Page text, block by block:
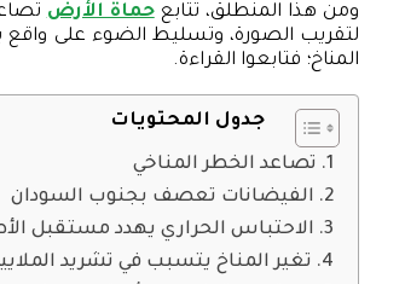
ومن هذا المنطلق، تتابعحماة الأرض
لتقريب الصورة، وتسليط الضوء على واقع
المناخ؛ فتابعوا القراءة.
جدول المحتويات
تصاعد الخطر المناخي
الفيضانات تعصف بجنوب السودان
الاحتباس الحراري يهدد مستقبل
تغير المناخ يتسبب في تشريد